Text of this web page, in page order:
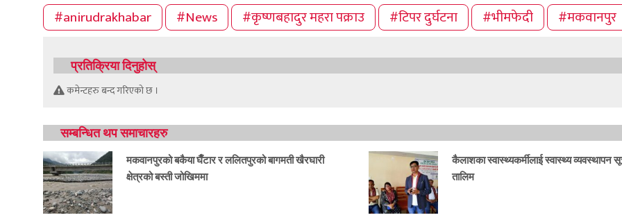
#anirudrakhabar #News #कृष्णबहादुर महरा पक्राउ #टिपर दुर्घटना #भीमफेदी #मकवानपुर
प्रतिक्रिया दिनुहोस्
कमेन्टहरु बन्द गरिएको छ ।
सम्बन्धित थप समाचारहरु
मकवानपुरको बकैया घैँटार र ललितपुरको बागमती खैरघारी
क्षेत्रको बस्ती जोखिममा
कैलाशका स्वास्थ्यकर्मीलाई स्वास्थ्य व्यवस्थापन
तालिम